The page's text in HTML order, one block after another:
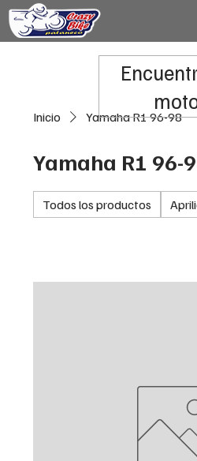
Inicio Yamaha R1 96-98
Yamaha R1 96-
Todos los productos